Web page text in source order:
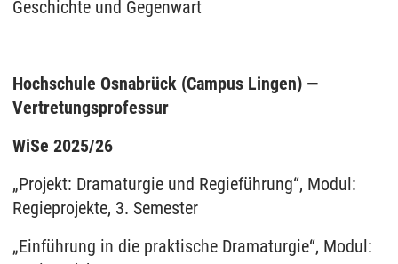
Geschichte und Gegenwart
Hochschule Osnabrück (Campus Lingen) —
Vertretungsprofessur
WiSe 2025/26
„Projekt: Dramaturgie und Regieführung“, Modul:
Regieprojekte, 3. Semester
„Einführung in die praktische Dramaturgie“, Modul: